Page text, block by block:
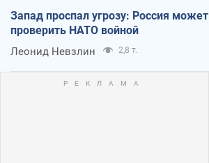
Запад проспал угрозу: Россия может
проверить НАТО войной
Леонид Невзлин 2,8 т.